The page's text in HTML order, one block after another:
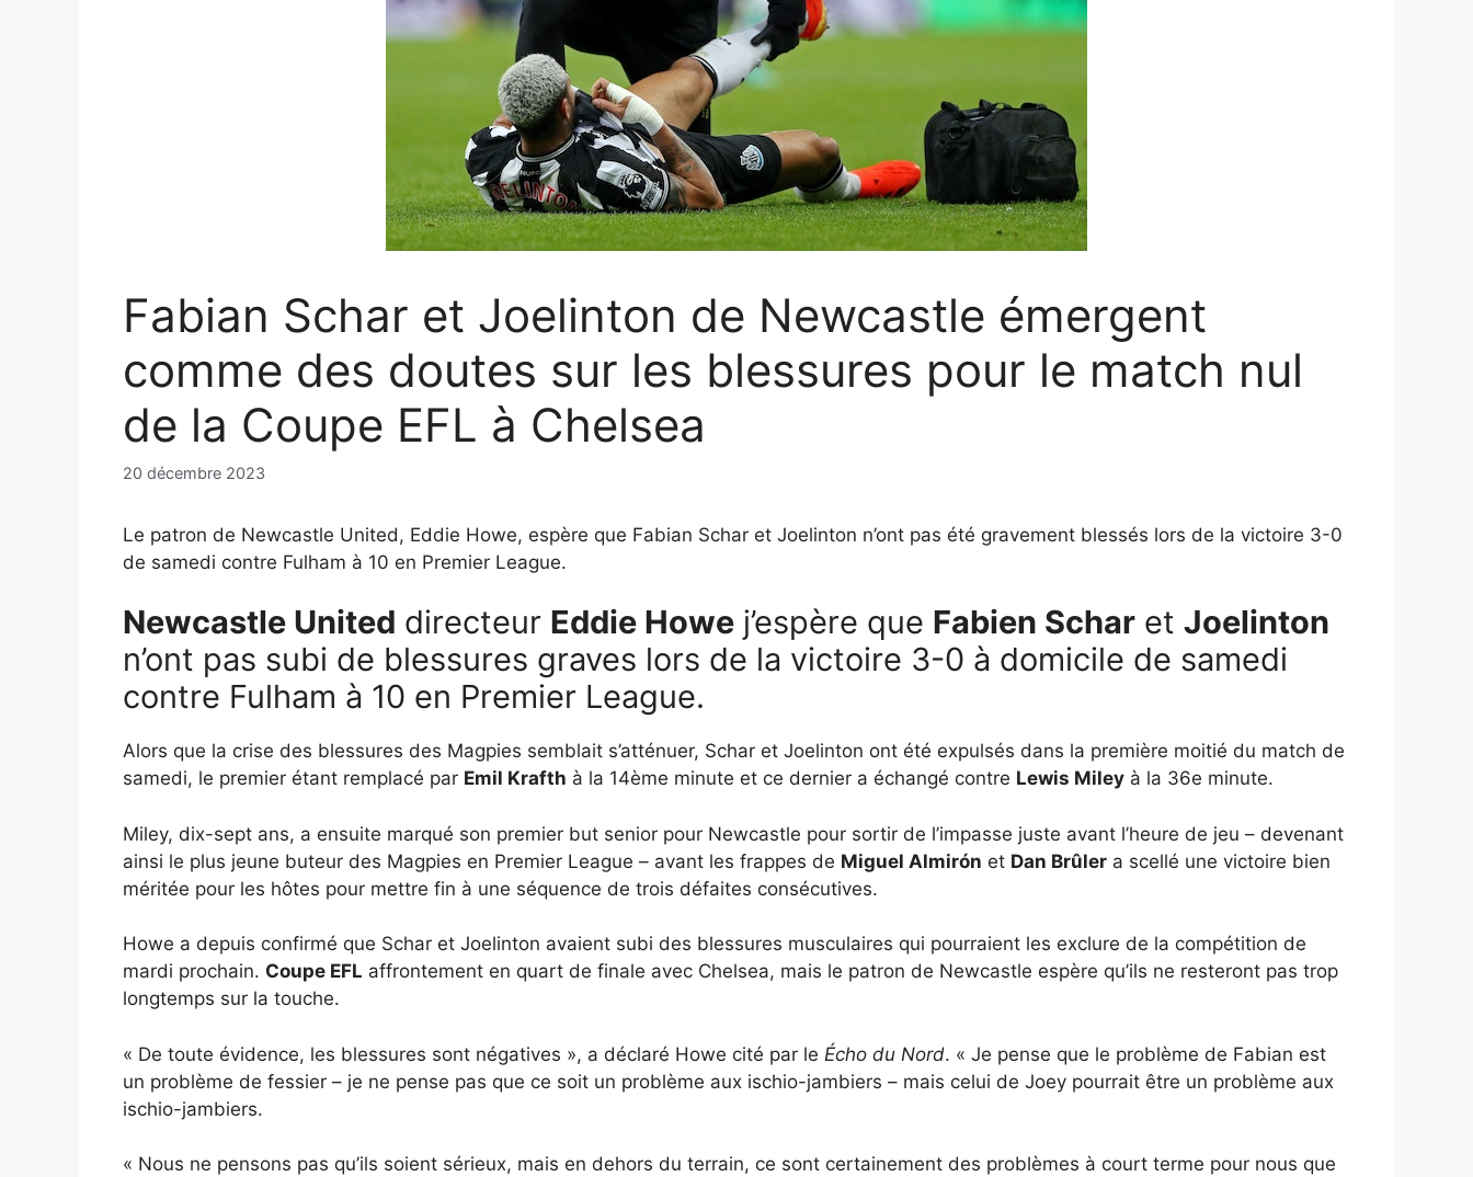
Fabian Schar et Joelinton de Newcastle émergent
comme des doutes sur les blessures pour le match nul
de la Coupe EFL à Chelsea
20 décembre 2023
Le patron de Newcastle United, Eddie Howe, espère que Fabian Schar et Joelinton n’ont pas été gravement blessés lors de la victoire 3-0
de samedi contre Fulham à 10 en Premier League.
Newcastle United directeur Eddie Howe j’espère que Fabien Schar et Joelinton
n’ont pas subi de blessures graves lors de la victoire 3-0 à domicile de samedi
contre Fulham à 10 en Premier League.
Alors que la crise des blessures des Magpies semblait s’atténuer, Schar et Joelinton ont été expulsés dans la première moitié du match de
samedi, le premier étant remplacé par Emil Krafth à la 14ème minute et ce dernier a échangé contre Lewis Miley à la 36e minute.
Miley, dix-sept ans, a ensuite marqué son premier but senior pour Newcastle pour sortir de l’impasse juste avant l’heure de jeu – devenant
ainsi le plus jeune buteur des Magpies en Premier League – avant les frappes de Miguel Almirón et Dan Brûler a scellé une victoire bien
méritée pour les hôtes pour mettre fin à une séquence de trois défaites consécutives.
Howe a depuis confirmé que Schar et Joelinton avaient subi des blessures musculaires qui pourraient les exclure de la compétition de
mardi prochain. Coupe EFL affrontement en quart de finale avec Chelsea, mais le patron de Newcastle espère qu’ils ne resteront pas trop
longtemps sur la touche.
« De toute évidence, les blessures sont négatives », a déclaré Howe cité par le Écho du Nord. « Je pense que le problème de Fabian est
un problème de fessier – je ne pense pas que ce soit un problème aux ischio-jambiers – mais celui de Joey pourrait être un problème aux
ischio-jambiers.
« Nous ne pensons pas qu’ils soient sérieux, mais en dehors du terrain, ce sont certainement des problèmes à court terme pour nous que